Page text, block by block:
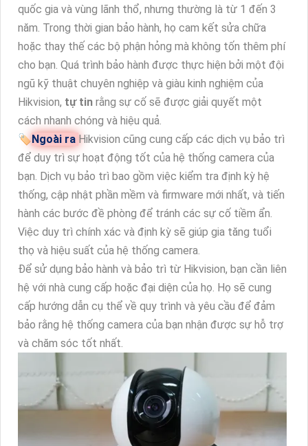
quốc gia và vùng lãnh thổ, nhưng thường là từ 1 đến 3
năm. Trong thời gian bảo hành, họ cam kết sửa chữa
hoặc thay thế các bộ phận hỏng mà không tốn thêm phí
cho bạn. Quá trình bảo hành được thực hiện bởi một đội
ngũ kỹ thuật chuyên nghiệp và giàu kinh nghiệm của
Hikvision, tự tin rằng sự cố sẽ được giải quyết một
cách nhanh chóng và hiệu quả.
🏷 Ngoài ra Hikvision cũng cung cấp các dịch vụ bảo trì
để duy trì sự hoạt động tốt của hệ thống camera của
bạn. Dịch vụ bảo trì bao gồm việc kiểm tra định kỳ hệ
thống, cập nhật phần mềm và firmware mới nhất, và tiến
hành các bước đề phòng để tránh các sự cố tiềm ẩn.
Việc duy trì chính xác và định kỳ sẽ giúp gia tăng tuổi
thọ và hiệu suất của hệ thống camera.
Để sử dụng bảo hành và bảo trì từ Hikvision, bạn cần liên
hệ với nhà cung cấp hoặc đại diện của họ. Họ sẽ cung
cấp hướng dẫn cụ thể về quy trình và yêu cầu để đảm
bảo rằng hệ thống camera của bạn nhận được sự hỗ trợ
và chăm sóc tốt nhất.